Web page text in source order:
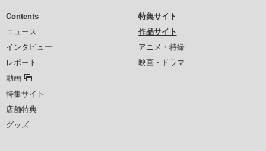
Contents
ニュース
インタビュー
レポート
動画
特集サイト
店舗特典
グッズ
特集サイト
作品サイト
アニメ・特撮
映画・ドラマ